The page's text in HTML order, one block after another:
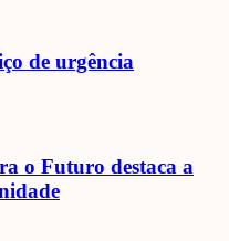
de urgência
o Futuro destaca a